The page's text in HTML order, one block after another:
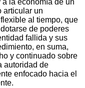
la economía de un
articular un
al tiempo, que
de poderes
fallida y sus
en suma,
y continuado sobre
autoridad de
enfocado hacia el